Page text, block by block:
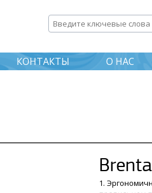
основному
содержанию
Введите ключевые
КОНТАКТЫ О НАС
Brenta
1.